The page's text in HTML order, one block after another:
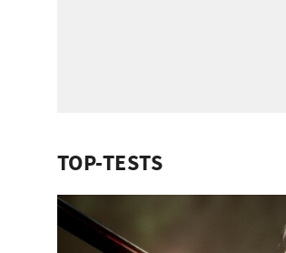
TOP-TESTS